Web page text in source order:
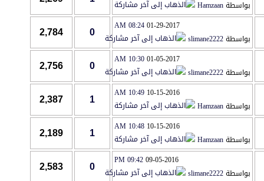
بواسطةHamzaan
01-29-2017
08:24 AM
بواسطةslimane2222
0
2,784
01-05-2017
10:30 AM
بواسطةslimane2222
0
2,756
10-15-2016
10:49 AM
بواسطةHamzaan
1
2,387
10-15-2016
10:48 AM
بواسطةHamzaan
1
2,189
09-05-2016
09:42 PM
بواسطةslimane2222
0
2,583